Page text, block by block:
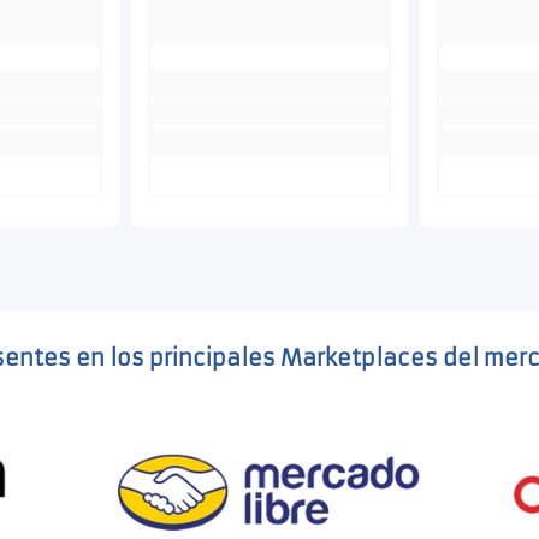
en los principales Marketplaces del